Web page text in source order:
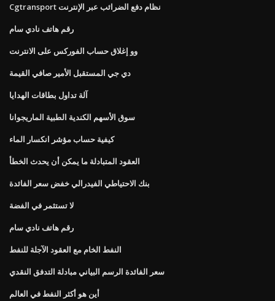
Cgtransport نظام دفع الضرائب عبر الإنترنت
رقم هاتف نادي سام
وو إغلاق حساب الفوركس على الانترنت
دي جي المستقبل الأمير صافي القيمة
آلة تداول بطاقات الهدايا
سوق الأسهم الكندية الطبية الماريجوانا
كيفية حساب مؤشر انكسار الماء
العقود المتبادلة ما يمكن أن يحدث الخطأ
بنك الاحتياطي الفيدرالي خفض سعر الفائدة
لا تستثمر في الفضة
رقم هاتف نادي سام
النفط الخام مع العقود الآجلة للنفط
سعر الفائدة الرسم البياني مبادلة التدفق النقدي
أين هو أكثر النفط في العالم